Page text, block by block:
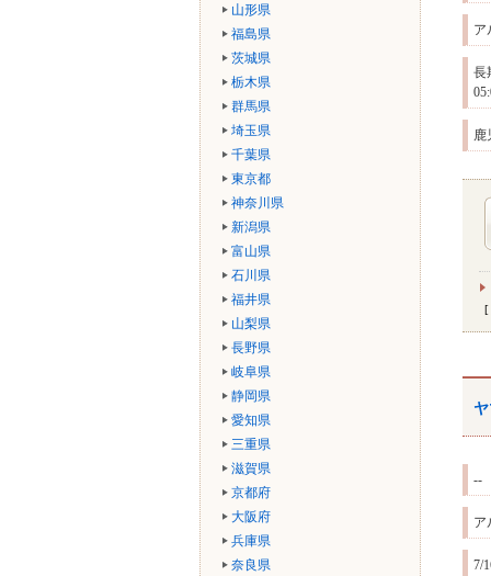
山形県
福島県
茨城県
栃木県
群馬県
埼玉県
千葉県
東京都
神奈川県
新潟県
富山県
石川県
福井県
山梨県
長野県
岐阜県
静岡県
愛知県
三重県
滋賀県
京都府
大阪府
兵庫県
奈良県
ア
長
鹿
--
ア
7/